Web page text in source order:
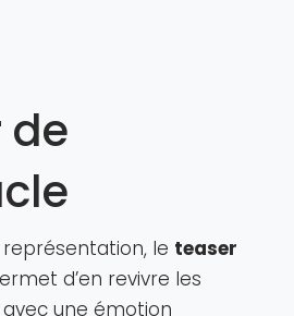
de
représentation, le teaser
d’en revivre les
une émotion